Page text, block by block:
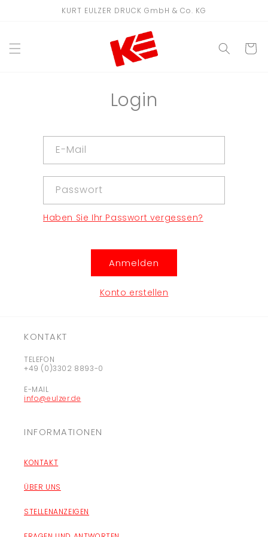
KURT EULZER DRUCK GmbH & Co. KG
Login
E-Mail
Passwort
Haben Sie Ihr Passwort vergessen?
Anmelden
Konto erstellen
KONTAKT
TELEFON
+49 (0)3302 8893-0
E-MAIL
info@eulzer.de
INFORMATIONEN
KONTAKT
ÜBER UNS
STELLENANZEIGEN